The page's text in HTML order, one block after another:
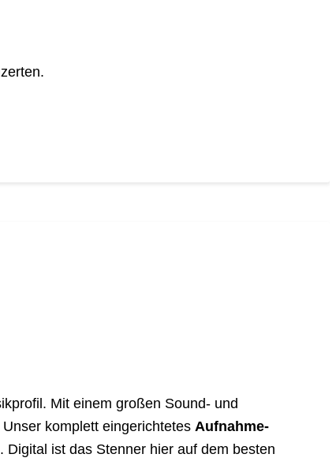
Mit einem großen Sound- und
komplett eingerichtetes Aufnahme-
ist das Stenner hier auf dem besten